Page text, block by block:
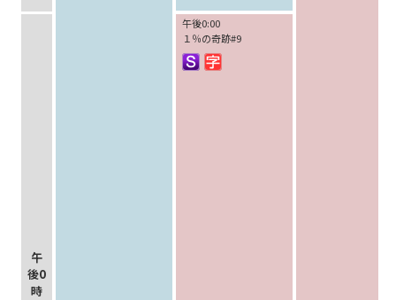
午
後0
時
午後0:00
１％の奇跡#9